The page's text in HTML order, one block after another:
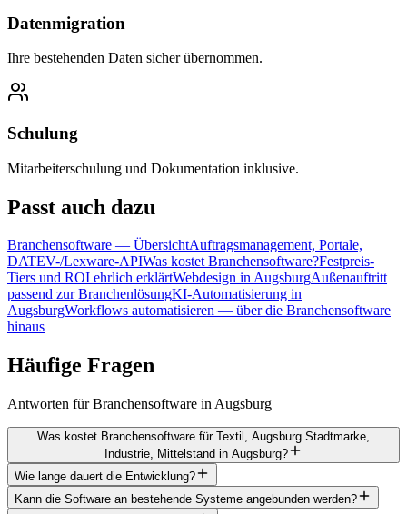
Datenmigration
Ihre bestehenden Daten sicher übernommen.
Schulung
Mitarbeiterschulung und Dokumentation inklusive.
Passt auch dazu
Branchensoftware — ÜbersichtAuftragsmanagement, Portale,
DATEV-/Lexware-APIWas kostet Branchensoftware?Festpreis-
Tiers und ROI ehrlich erklärtWebdesign in AugsburgAußenauftritt
passend zur BranchenlösungKI-Automatisierung in
AugsburgWorkflows automatisieren — über die Branchensoftware
hinaus
Häufige Fragen
Antworten für Branchensoftware in Augsburg
Was kostet Branchensoftware für Textil, Augsburg Stadtmarke,
Industrie, Mittelstand in Augsburg?
Wie lange dauert die Entwicklung?
Kann die Software an bestehende Systeme angebunden werden?